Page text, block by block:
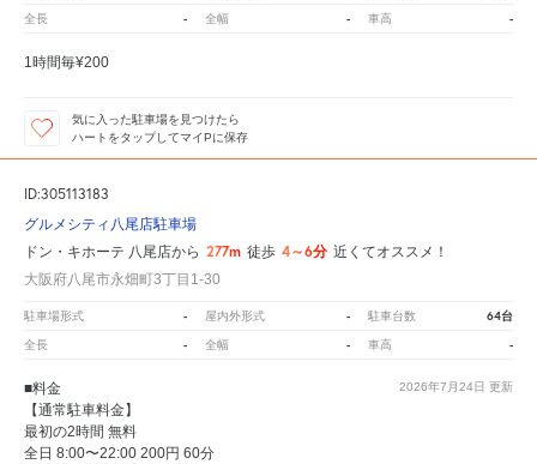
全長 - 全幅 - 車高 -
1時間毎¥200
気に入った駐車場を見つけたら
ハートをタップしてマイPに保存
ID:305113183
グルメシティ八尾店駐車場
ドン・キホーテ 八尾店から 277m 徒歩 4～6分 近くてオススメ！
大阪府八尾市永畑町3丁目1-30
駐車場形式 - 屋内外形式 - 駐車台数 64台
全長 - 全幅 - 車高 -
2026年7月24日 更新
■料金
【通常駐車料金】
最初の2時間 無料
全日 8:00〜22:00 200円 60分